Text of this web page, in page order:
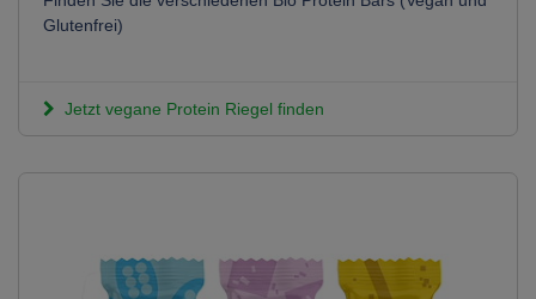
Glutenfrei)
Jetzt vegane Protein Riegel finden